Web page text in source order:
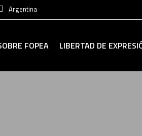
Argentina
FOPEA LIBERTAD DE